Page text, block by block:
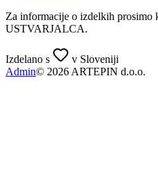
Za informacije o izdelkih prosimo
USTVARJALCA.
Izdelano s
v Sloveniji
Admin© 2026 ARTEPIN d.o.o.